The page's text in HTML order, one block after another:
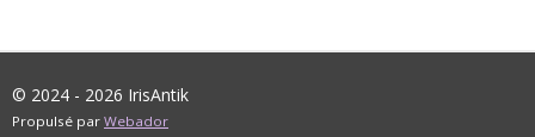
© 2024 - 2026 IrisAntik
Propulsé par Webador